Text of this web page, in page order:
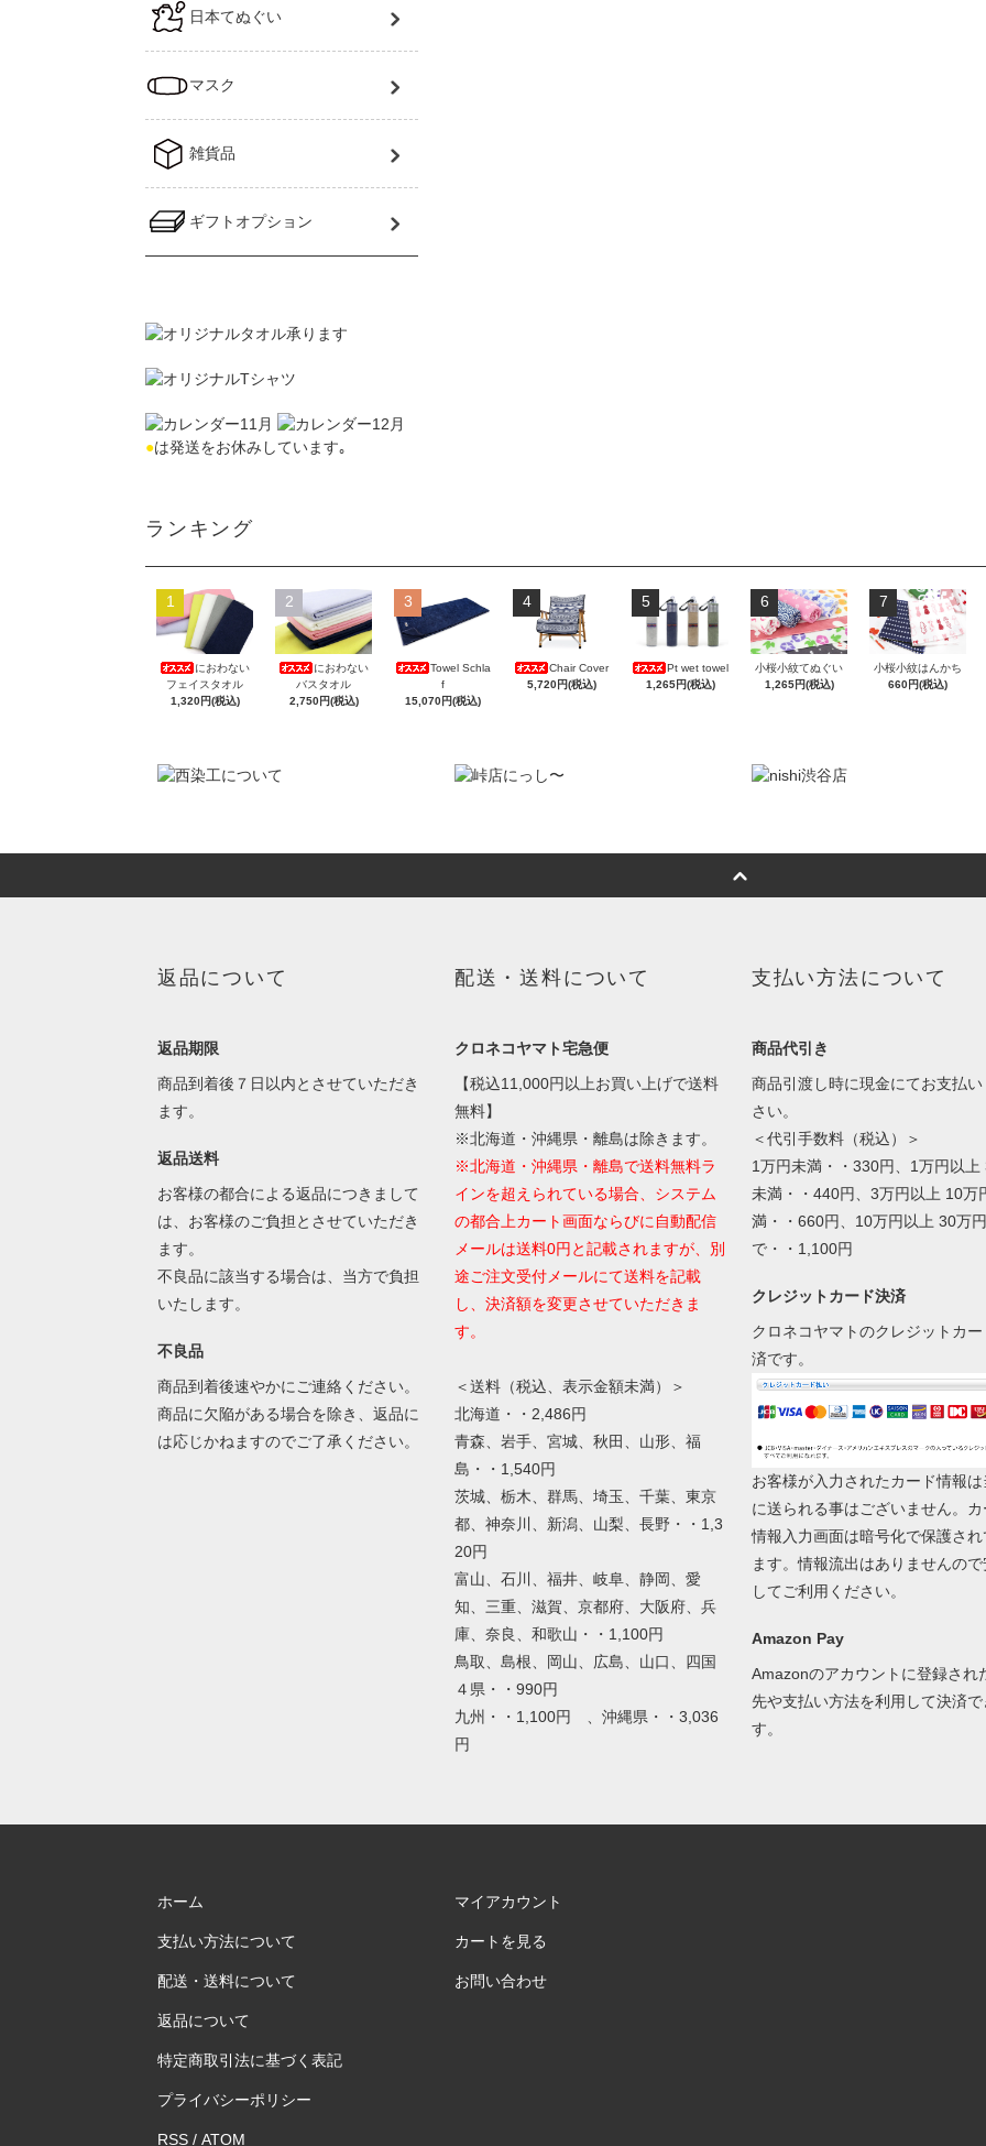
日本てぬぐい
マスク
雑貨品
ギフトオプション
●は発送をお休みしています｡
ランキング
1
におわない
フェイスタオル
1,320円(税込)
2
におわない
バスタオル
2,750円(税込)
3
Towel Schla
f
15,070円(税込)
4
Chair Cover
5,720円(税込)
5
Pt wet towel
1,265円(税込)
6
小桜小紋てぬぐい
1,265円(税込)
7
小桜小紋はんかち
660円(税込)
返品について
返品期限
商品到着後７日以内とさせていただき
ます。
返品送料
お客様の都合による返品につきまして
は、お客様のご負担とさせていただき
ます。
不良品に該当する場合は、当方で負担
いたします。
不良品
商品到着後速やかにご連絡ください。
商品に欠陥がある場合を除き、返品に
は応じかねますのでご了承ください。
配送・送料について
クロネコヤマト宅急便
【税込11,000円以上お買い上げで送料
無料】
※北海道・沖縄県・離島は除きます。
※北海道・沖縄県・離島で送料無料ラ
インを超えられている場合、システム
の都合上カート画面ならびに自動配信
メールは送料0円と記載されますが、別
途ご注文受付メールにて送料を記載
し、決済額を変更させていただきま
す。
＜送料（税込、表示金額未満）＞
北海道・・2,486円
青森、岩手、宮城、秋田、山形、福
島・・1,540円
茨城、栃木、群馬、埼玉、千葉、東京
都、神奈川、新潟、山梨、長野・・1,3
20円
富山、石川、福井、岐阜、静岡、愛
知、三重、滋賀、京都府、大阪府、兵
庫、奈良、和歌山・・1,100円
鳥取、島根、岡山、広島、山口、四国
４県・・990円
九州・・1,100円 、沖縄県・・3,036
円
支払い方法について
商品代引き
商品引渡し時に現金にてお支払い
さい。
＜代引手数料（税込）＞
1万円未満・・330円、1万円以上
未満・・440円、3万円以上 10万
満・・660円、10万円以上 30万
で・・1,100円
クレジットカード決済
クロネコヤマトのクレジットカー
済です。
お客様が入力されたカード情報は
に送られる事はございません。カ
情報入力画面は暗号化で保護され
ます。情報流出はありませんの
してご利用ください。
Amazon Pay
Amazonのアカウントに登録され
先や支払い方法を利用して決済で
す。
ホーム
支払い方法について
配送・送料について
返品について
特定商取引法に基づく表記
プライバシーポリシー
RSS/ ATOM
マイアカウント
カートを見る
お問い合わせ